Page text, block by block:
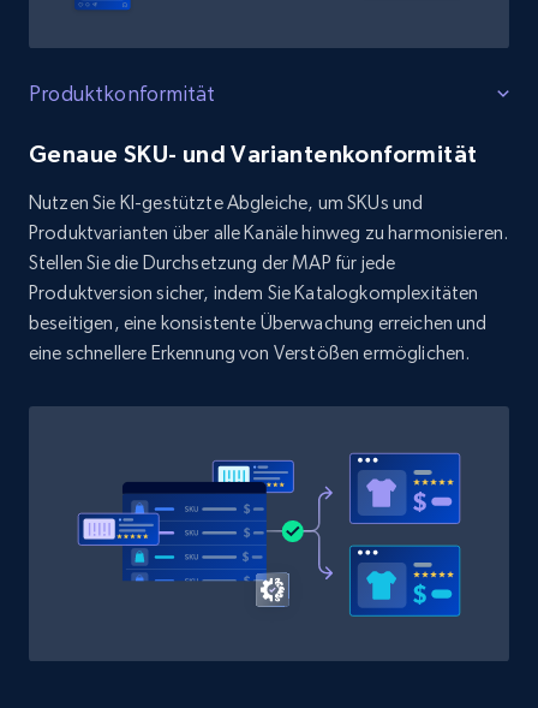
Produktkonformität
Genaue SKU- und Variantenkonformität
Nutzen Sie KI-gestützte Abgleiche, um SKUs und
Produktvarianten über alle Kanäle hinweg zu harmonisieren.
Stellen Sie die Durchsetzung der MAP für jede
Produktversion sicher, indem Sie Katalogkomplexitäten
beseitigen, eine konsistente Überwachung erreichen und
eine schnellere Erkennung von Verstößen ermöglichen.